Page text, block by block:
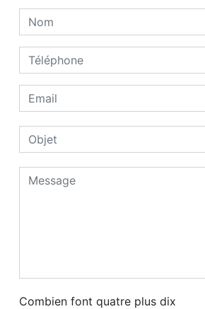
Combien font quatre plus dix